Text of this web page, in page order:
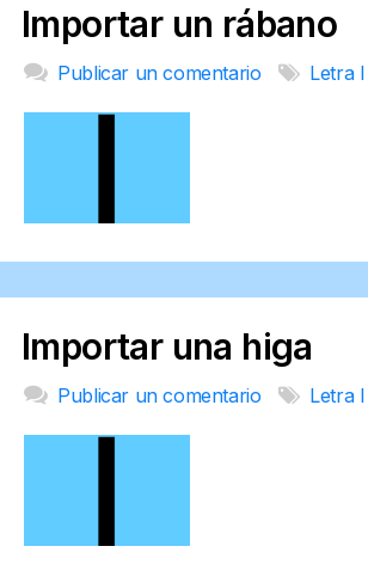
Importar un rábano
Publicar un comentario Letra I
Importar una higa
Publicar un comentario Letra I